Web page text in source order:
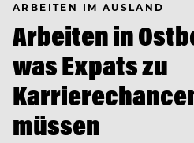
ARBEITEN IM AUSLAND
Arbeiten in
was Expats zu
müssen